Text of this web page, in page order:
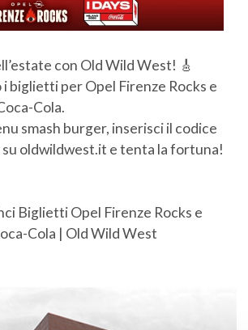
con Old Wild West! 🎸
i biglietti per Opel Firenze Rocks e
Cola.
smash burger, inserisci il codice
oldwildwest.it e tenta la fortuna!
Biglietti Opel Firenze Rocks e
Cola | Old Wild West